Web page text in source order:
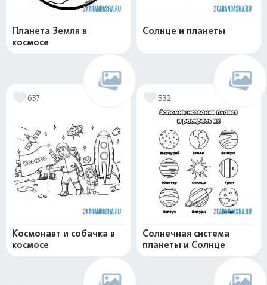
Планета Земля в
космосе
Солнце и планеты
637
Космонавт и собачка в
космосе
532
Солнечная система
планеты и Солнце